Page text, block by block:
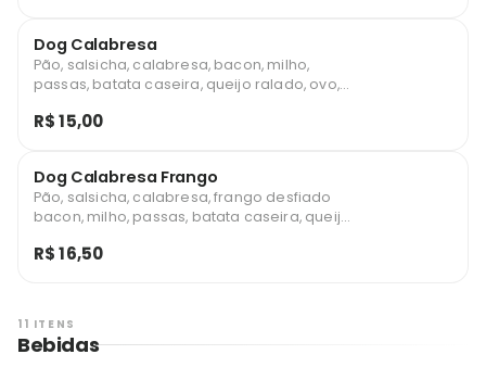
Dog Calabresa
Pão, salsicha, calabresa, bacon, milho,
passas, batata caseira, queijo ralado, ovo,
R$ 15,00
Dog Calabresa Frango
Pão, salsicha, calabresa, frango desfiado
bacon, milho, passas, batata caseira, queijo
mostarda.
R$ 16,50
11 ITENS
Bebidas